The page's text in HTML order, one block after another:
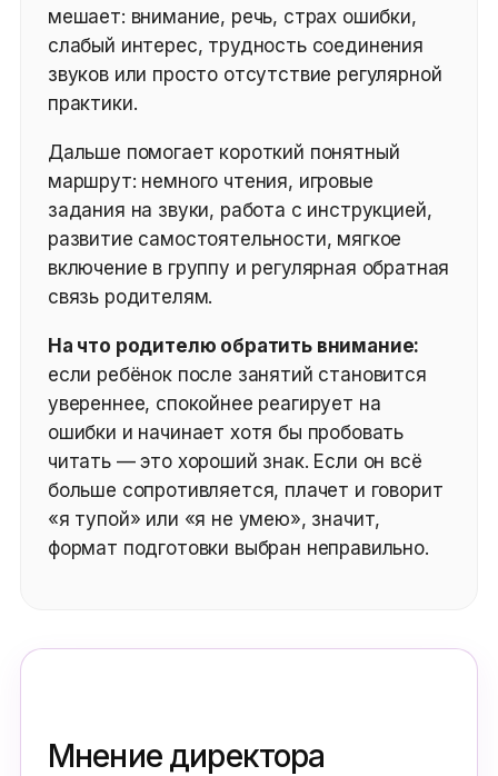
мешает: внимание, речь, страх ошибки,
слабый интерес, трудность соединения
звуков или просто отсутствие регулярной
практики.
Дальше помогает короткий понятный
маршрут: немного чтения, игровые
задания на звуки, работа с инструкцией,
развитие самостоятельности, мягкое
включение в группу и регулярная обратная
связь родителям.
На что родителю обратить внимание:
если ребёнок после занятий становится
увереннее, спокойнее реагирует на
ошибки и начинает хотя бы пробовать
читать — это хороший знак. Если он всё
больше сопротивляется, плачет и говорит
«я тупой» или «я не умею», значит,
формат подготовки выбран неправильно.
Мнение директора